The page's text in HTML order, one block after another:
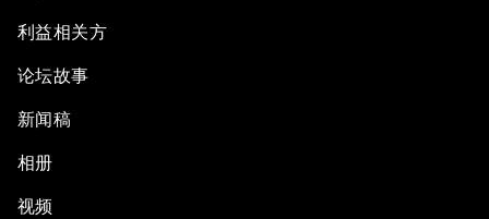
利益相关方
论坛故事
新闻稿
相册
视频